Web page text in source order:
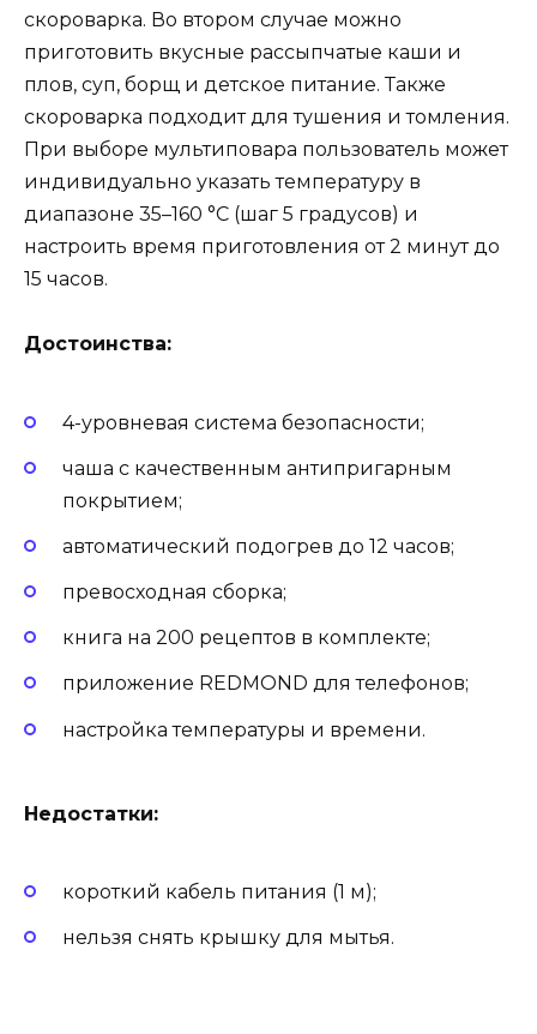
скороварка. Во втором случае можно
приготовить вкусные рассыпчатые каши и
плов, суп, борщ и детское питание. Также
скороварка подходит для тушения и томления.
При выборе мультиповара пользователь может
индивидуально указать температуру в
диапазоне 35–160 °C (шаг 5 градусов) и
настроить время приготовления от 2 минут до
15 часов.
Достоинства:
4-уровневая система безопасности;
чаша с качественным антипригарным
покрытием;
автоматический подогрев до 12 часов;
превосходная сборка;
книга на 200 рецептов в комплекте;
приложение REDMOND для телефонов;
настройка температуры и времени.
Недостатки:
короткий кабель питания (1 м);
нельзя снять крышку для мытья.